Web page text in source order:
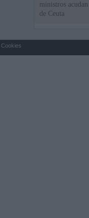
ministros
de Ceuta